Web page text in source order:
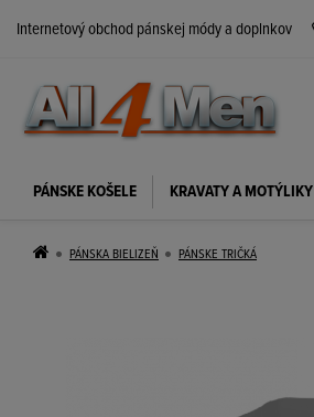
Internetový obchod pánskej módy a doplnkov
PÁNSKE KOŠELE KRAVATY A MOTÝLIKY
PÁNSKA BIELIZEŇ PÁNSKE TRIČKÁ